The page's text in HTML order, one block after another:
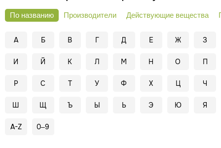
По названию Производители Действующие вещества
А Б В Г Д Е Ж З
И Й К Л М Н О П
Р С Т У Ф Х Ц Ч
Ш Щ Ъ Ы Ь Э Ю Я
A-Z 0–9